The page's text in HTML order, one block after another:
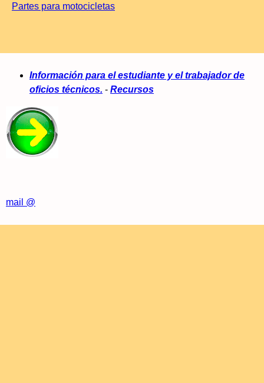
Partes para motocicletas
Información para el estudiante y el trabajador de
oficios técnicos. - Recursos
mail @